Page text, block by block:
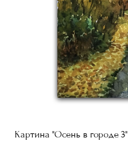
Картина "Осень в городе 3"